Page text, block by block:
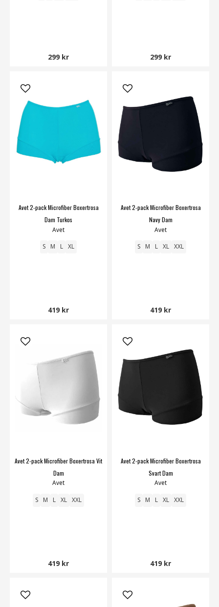
299 kr 299 kr
Avet 2-pack Microfiber Boxertrosa
Dam Turkos
Avet
S M L XL
419 kr
Avet 2-pack Microfiber Boxertrosa
Navy Dam
Avet
S M L XL XXL
419 kr
Avet 2-pack Microfiber Boxertrosa Vit
Dam
Avet
S M L XL XXL
419 kr
Avet 2-pack Microfiber Boxertrosa
Svart Dam
Avet
S M L XL XXL
419 kr